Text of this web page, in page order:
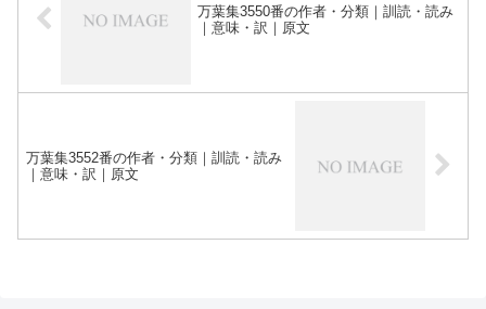
万葉集3550番の作者・分類｜訓読・読み
｜意味・訳｜原文
万葉集3552番の作者・分類｜訓読・読み
｜意味・訳｜原文